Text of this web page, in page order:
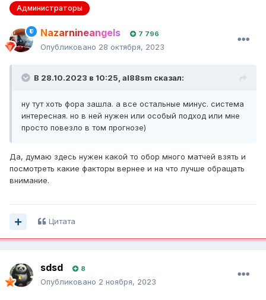
Администраторы
Nazarnineangels 7 796
Опубликовано 28 октября, 2023
В 28.10.2023 в 10:25, al88sm сказал:
ну тут хоть фора зашла. а все остальные минус. система
интересная. но в ней нужен или особый подход или мне
просто повезло в том прогнозе)
Да, думаю здесь нужен какой то обор много матчей взять и
посмотреть какие факторы вернее и на что лучше обращать
внимание.
Цитата
sdsd 8
Опубликовано 2 ноября, 2023